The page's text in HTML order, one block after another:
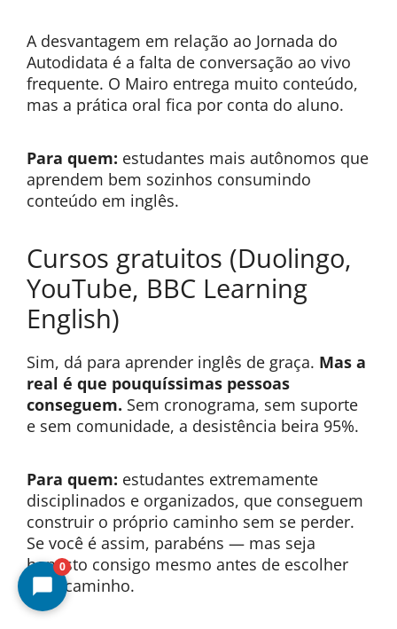
A desvantagem em relação ao Jornada do
Autodidata é a falta de conversação ao vivo
frequente. O Mairo entrega muito conteúdo,
mas a prática oral fica por conta do aluno.
Para quem: estudantes mais autônomos que
aprendem bem sozinhos consumindo
conteúdo em inglês.
Cursos gratuitos (Duolingo,
YouTube, BBC Learning
English)
Sim, dá para aprender inglês de graça. Mas a
real é que pouquíssimas pessoas
conseguem. Sem cronograma, sem suporte
e sem comunidade, a desistência beira 95%.
Para quem: estudantes extremamente
disciplinados e organizados, que conseguem
construir o próprio caminho sem se perder.
Se você é assim, parabéns — mas seja
honesto consigo mesmo antes de escolher
esse caminho.
0